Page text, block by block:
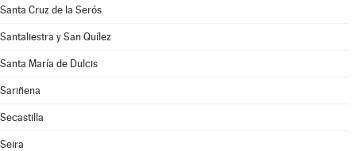
Santa Cruz de la Serós
Santaliestra y San Quílez
Santa María de Dulcis
Sariñena
Secastilla
Seira